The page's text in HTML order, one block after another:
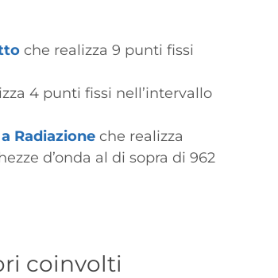
che realizza 9 punti fissi
4 punti fissi nell’intervallo
Radiazione che realizza
d’onda al di sopra di 962
coinvolti